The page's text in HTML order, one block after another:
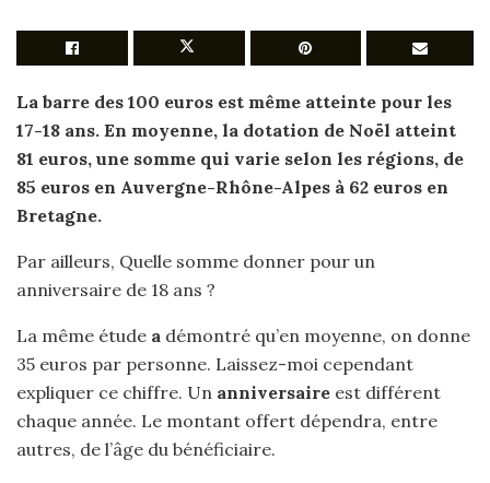
La barre des 100 euros est même atteinte pour les
17-18 ans. En moyenne, la dotation de Noël atteint
81 euros, une somme qui varie selon les régions, de
85 euros en Auvergne-Rhône-Alpes à 62 euros en
Bretagne.
Par ailleurs, Quelle somme donner pour un
anniversaire de 18 ans ?
La même étude a démontré qu’en moyenne, on donne
35 euros par personne. Laissez-moi cependant
expliquer ce chiffre. Un anniversaire est différent
chaque année. Le montant offert dépendra, entre
autres, de l’âge du bénéficiaire.